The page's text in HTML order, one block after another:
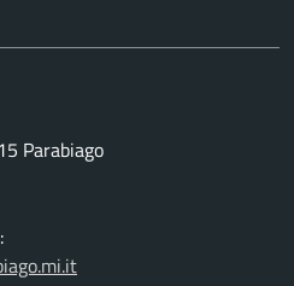
Parabiago